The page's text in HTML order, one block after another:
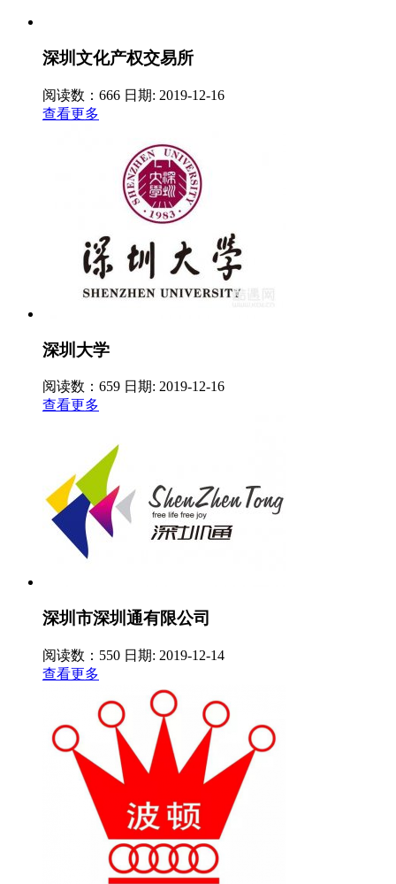
深圳文化产权交易所
阅读数：666 日期: 2019-12-16
查看更多
深圳大学
阅读数：659 日期: 2019-12-16
查看更多
深圳市深圳通有限公司
阅读数：550 日期: 2019-12-14
查看更多